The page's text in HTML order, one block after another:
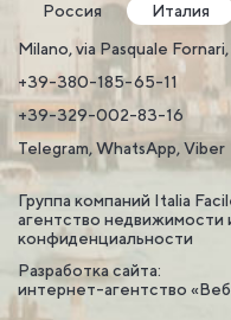
Россия
Италия
Milano, via Pasquale
+39-380-185-65-11
+39-329-002-83-16
Telegram, WhatsApp, Viber
Группа компаний Italia
агентство недвижимости
конфиденциальности
Разработка сайта:
интернет-агентство